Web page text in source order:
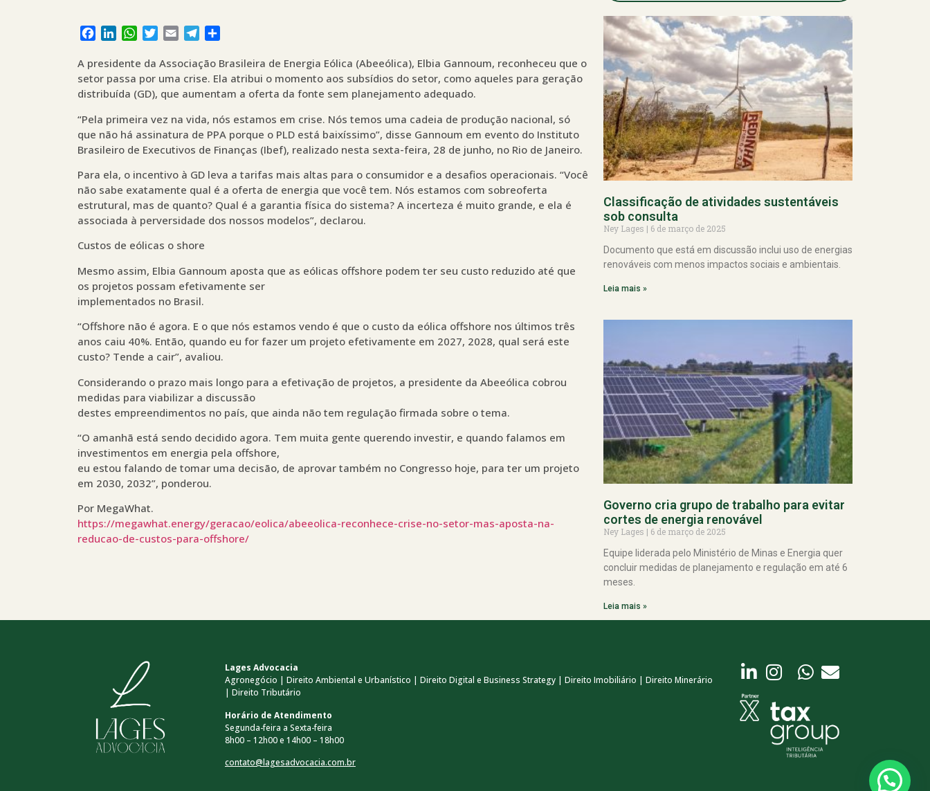
Facebook
LinkedInWhatsApp
Twitter
Email Telegram
A presidente da Associação Brasileira de Energia Eólica (Abeeólica), Elbia Gannoum, reconheceu que o
setor passa por uma crise. Ela atribui o momento aos subsídios do setor, como aqueles para geração
distribuída (GD), que aumentam a oferta da fonte sem planejamento adequado.
“Pela primeira vez na vida, nós estamos em crise. Nós temos uma cadeia de produção nacional, só
que não há assinatura de PPA porque o PLD está baixíssimo”, disse Gannoum em evento do Instituto
Brasileiro de Executivos de Finanças (Ibef), realizado nesta sexta-feira, 28 de junho, no Rio de Janeiro.
Para ela, o incentivo à GD leva a tarifas mais altas para o consumidor e a desafios operacionais. “Você
não sabe exatamente qual é a oferta de energia que você tem. Nós estamos com sobreoferta
estrutural, mas de quanto? Qual é a garantia física do sistema? A incerteza é muito grande, e ela é
associada à perversidade dos nossos modelos”, declarou.
Custos de eólicas o shore
Mesmo assim, Elbia Gannoum aposta que as eólicas offshore podem ter seu custo reduzido até que
os projetos possam efetivamente ser
implementados no Brasil.
“Offshore não é agora. E o que nós estamos vendo é que o custo da eólica offshore nos últimos três
anos caiu 40%. Então, quando eu for fazer um projeto efetivamente em 2027, 2028, qual será este
custo? Tende a cair”, avaliou.
Considerando o prazo mais longo para a efetivação de projetos, a presidente da Abeeólica cobrou
medidas para viabilizar a discussão
destes empreendimentos no país, que ainda não tem regulação firmada sobre o tema.
“O amanhã está sendo decidido agora. Tem muita gente querendo investir, e quando falamos em
investimentos em energia pela offshore,
eu estou falando de tomar uma decisão, de aprovar também no Congresso hoje, para ter um projeto
em 2030, 2032”, ponderou.
Por MegaWhat.
https://megawhat.energy/geracao/eolica/abeeolica-reconhece-crise-no-setor-mas-aposta-na-
reducao-de-custos-para-offshore/
Classificação de atividades sustentáveis
sob consulta
Ney Lages
6 de março de 2025
Documento que está em discussão inclui uso de energias
renováveis com menos impactos sociais e ambientais.
Leia mais »
Governo cria grupo de trabalho para evitar
cortes de energia renovável
Ney Lages
6 de março de 2025
Equipe liderada pelo Ministério de Minas e Energia quer
concluir medidas de planejamento e regulação em até 6
meses.
Leia mais »
Lages Advocacia
Agronegócio | Direito Ambiental e Urbanístico | Direito Digital e Business Strategy | Direito Imobiliário | Direito Minerário
| Direito Tributário
Horário de Atendimento
Segunda-feira a Sexta-feira
8h00 – 12h00 e 14h00 – 18h00
contato@lagesadvocacia.com.br